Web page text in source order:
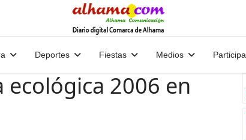
Deportes Fiestas Medios Participa
2006 en